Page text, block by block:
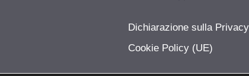
Dichiarazione sulla
Cookie Policy (UE)